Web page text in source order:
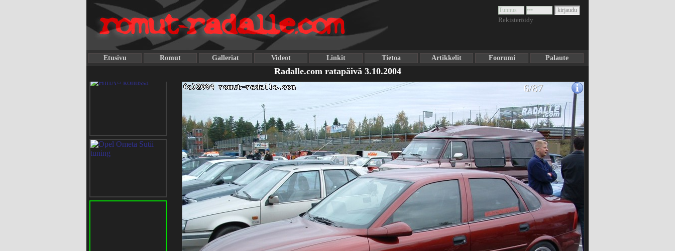
Rekisteröidy
Etusivu Romut Galleriat Videot Linkit Tietoa Artikkelit Foorumi Palaute
Radalle.com ratapäivä 3.10.2004
6/87